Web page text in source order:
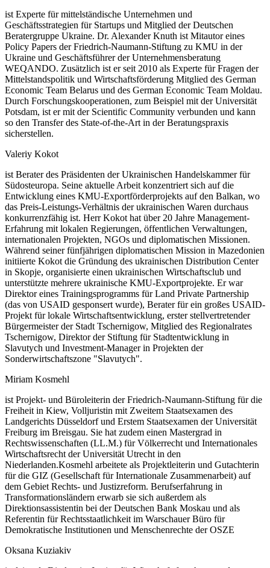
ist Experte für mittelständische Unternehmen und
Geschäftsstrategien für Startups und Mitglied der Deutschen
Beratergruppe Ukraine. Dr. Alexander Knuth ist Mitautor eines
Policy Papers der Friedrich-Naumann-Stiftung zu KMU in der
Ukraine und Geschäftsführer der Unternehmensberatung
WEQANDO. Zusätzlich ist er seit 2010 als Experte für Fragen der
Mittelstandspolitik und Wirtschaftsförderung Mitglied des German
Economic Team Belarus und des German Economic Team Moldau.
Durch Forschungskooperationen, zum Beispiel mit der Universität
Potsdam, ist er mit der Scientific Community verbunden und kann
so den Transfer des State-of-the-Art in der Beratungspraxis
sicherstellen.
Valeriy Kokot
ist Berater des Präsidenten der Ukrainischen Handelskammer für
Südosteuropa. Seine aktuelle Arbeit konzentriert sich auf die
Entwicklung eines KMU-Exportförderprojekts auf den Balkan, wo
das Preis-Leistungs-Verhältnis der ukrainischen Waren durchaus
konkurrenzfähig ist. Herr Kokot hat über 20 Jahre Management-
Erfahrung mit lokalen Regierungen, öffentlichen Verwaltungen,
internationalen Projekten, NGOs und diplomatischen Missionen.
Während seiner fünfjährigen diplomatischen Mission in Mazedonien
initiierte Kokot die Gründung des ukrainischen Distribution Center
in Skopje, organisierte einen ukrainischen Wirtschaftsclub und
unterstützte mehrere ukrainische KMU-Exportprojekte. Er war
Direktor eines Trainingsprogramms für Land Private Partnership
(das von USAID gesponsert wurde), Berater für ein großes USAID-
Projekt für lokale Wirtschaftsentwicklung, erster stellvertretender
Bürgermeister der Stadt Tschernigow, Mitglied des Regionalrates
Tschernigow, Direktor der Stiftung für Stadtentwicklung in
Slavutych und Investment-Manager in Projekten der
Sonderwirtschaftszone "Slavutych".
Miriam Kosmehl
ist Projekt- und Büroleiterin der Friedrich-Naumann-Stiftung für die
Freiheit in Kiew, Volljuristin mit Zweitem Staatsexamen des
Landgerichts Düsseldorf und Erstem Staatsexamen der Universität
Freiburg im Breisgau. Sie hat zudem einen Mastergrad in
Rechtswissenschaften (LL.M.) für Völkerrecht und Internationales
Wirtschaftsrecht der Universität Utrecht in den
Niederlanden.Kosmehl arbeitete als Projektleiterin und Gutachterin
für die GIZ (Gesellschaft für Internationale Zusammenarbeit) auf
dem Gebiet Rechts- und Justizreform. Berufserfahrung in
Transformationsländern erwarb sie sich außerdem als
Direktionsassistentin bei der Deutschen Bank Moskau und als
Referentin für Rechtsstaatlichkeit im Warschauer Büro für
Demokratische Institutionen und Menschenrechte der OSZE
Oksana Kuziakiv